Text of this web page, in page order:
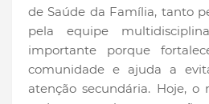
de Saúde da Família, tanto
pela equipe
importante porque
comunidade e ajuda a
atenção secundária. Hoje, o